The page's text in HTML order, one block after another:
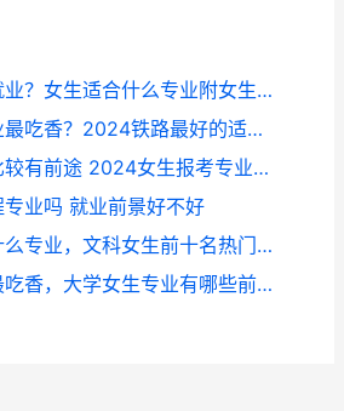
学什么专业最好就业？女生适合什么专业附女生最吃香的十大专业
女生铁路哪个专业最吃香？2024铁路最好的适合女生五个专业
女生学什么专业比较有前途 2024女生报考专业推荐
业吗 就业前景好不好
文科女生适合学什么专业，文科女生前十名热门专业
女生选什么专业最吃香，大学女生专业有哪些前景好